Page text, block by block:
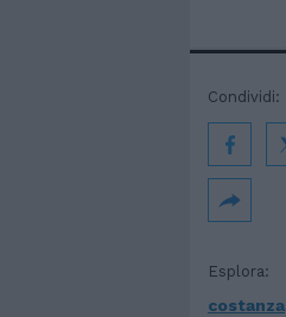
Esplora:
costanza
Condividi: